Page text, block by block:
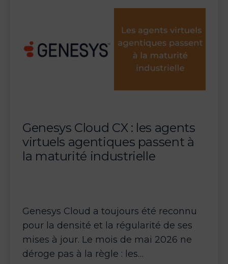
AI
l’IA
s’intègre
dans
dimension
la
plateforme
Genesys Cloud CX : les agents
virtuels agentiques passent à
la maturité industrielle
Genesys Cloud a toujours été reconnu
pour la densité et la régularité de ses
mises à jour. Le mois de mai 2026 ne
déroge pas à la règle : les…